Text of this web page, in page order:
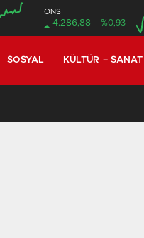
ONS
4.286,88 %0,93
SOSYAL KÜLTÜR – SANAT